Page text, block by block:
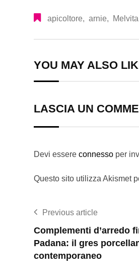
apicoltore, arnie, Melvita
YOU MAY ALSO
LASCIA UN
Devi essere connesso per
Questo sito utilizza Akismet
Previous article
Complementi d’arredo
Padana: il gres
contemporaneo